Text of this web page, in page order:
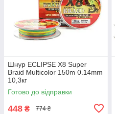
Шнур ECLIPSE X8 Super
Braid Multicolor 150m 0.14mm
10,3кг
Готово до відправки
448 ₴ 774 ₴